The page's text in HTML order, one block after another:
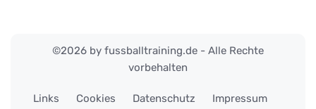
©2026 by fussballtraining.de - Alle Rechte
vorbehalten
Links Cookies Datenschutz Impressum